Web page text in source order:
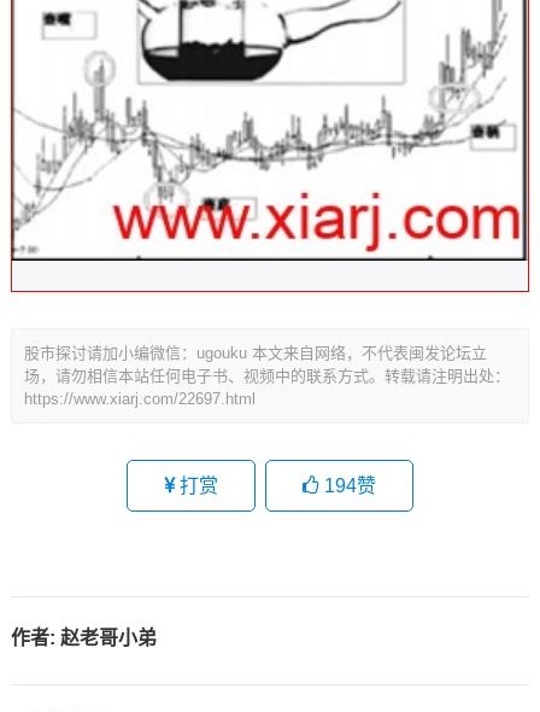
股市探讨请加小编微信：ugouku 本文来自网络，不代表闽发论坛立
场，请勿相信本站任何电子书、视频中的联系方式。转载请注明出处：
https://www.xiarj.com/22697.html
打赏 194赞
作者: 赵老哥小弟